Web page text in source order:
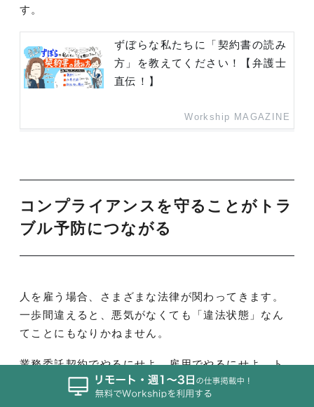
す。
ずぼらな私たちに「契約書の読み
方」を教えてください！【弁護士
直伝！】
Workship MAGAZINE
コンプライアンスを守ることがトラ
ブル予防につながる
人を雇う場合、さまざまな法律が関わってきます。
一歩間違えると、悪気がなくても「違法状態」なん
てことにもなりかねません。
業務委託契約でやるにせよ、雇用でやるにせよ、ト
ラブルを予防するためにもルールはしっかりと守り
たいものです。